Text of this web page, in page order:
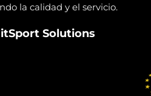
la calidad y el servicio.
Solutions